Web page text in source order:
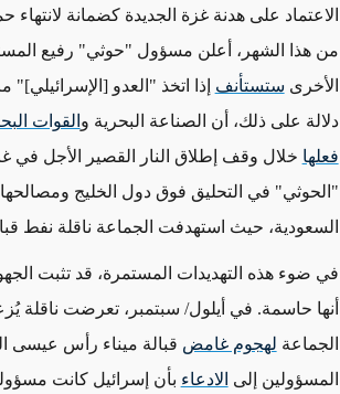
الاعتماد على هدنة غزة الجديدة كضمانة
من هذا الشهر، أعلن مسؤول "حوثي" رفيع
الأخرى ستستأنف إذا اتخذ "العدو
دلالة على ذلك، أن الصناعة البحرية و القوات
فعلها خلال وقف إطلاق النار القصير الأجل في
"الحوثي" في التحليق فوق دول الخليج
السعودية، حيث استهدفت الجماعة ناقلة نفط قبالة ميناء ينبع في
في ضوء هذه التهديدات المستمرة، قد تثبت
أنها حاسمة. في أيلول/ سبتمبر، تعرضت ناقلة
الجماعة لهجوم غامض قبالة ميناء رأس عيسى
المسؤولين إلى الادعاء بأن إسرائيل كانت